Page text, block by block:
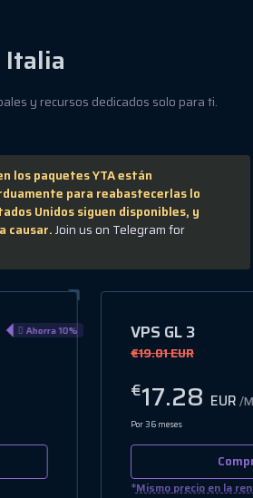
Italia
y recursos dedicados solo para ti.
los paquetes YTA están
para reabastecerlas lo
Unidos siguen disponibles, y
causar.Join us on Telegram for
Ahorra 10% VPS HA 5
€21.85 EUR
€19.00EUR/
Por 36 meses
*Mismo precio en la